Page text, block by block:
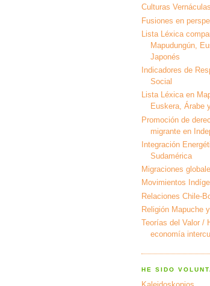
Culturas
Fusiones en
Lista Léxica
Mapudungún,
Japonés
Indicadores de
Social
Lista Léxica en
Euskera, Árabe
Promoción de
migrante en
Integración
Sudamérica
Migraciones
Movimientos
Relaciones Chile-
Religión Mapuche
Teorías del Valor /
economía
HE SIDO